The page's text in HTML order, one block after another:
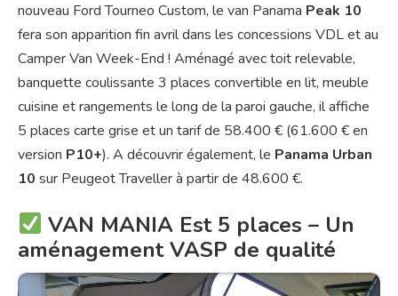
nouveau Ford Tourneo Custom, le van Panama Peak 10
fera son apparition fin avril dans les concessions VDL et au
Camper Van Week-End ! Aménagé avec toit relevable,
banquette coulissante 3 places convertible en lit, meuble
cuisine et rangements le long de la paroi gauche, il affiche
5 places carte grise et un tarif de 58.400 € (61.600 € en
version P10+). A découvrir également, le Panama Urban
10 sur Peugeot Traveller à partir de 48.600 €.
VAN MANIA Est 5 places – Un
aménagement VASP de qualité